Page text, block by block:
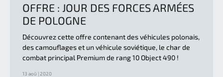
OFFRE : JOUR DES FORCES ARMÉES
DE POLOGNE
Découvrez cette offre contenant des véhicules polonais,
des camouflages et un véhicule soviétique, le char de
combat principal Premium de rang 10 Object 490 !
13 aoû | 2020